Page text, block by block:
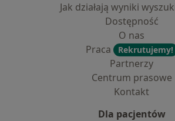
Jak działają wyniki
Dostępność
O nas
Praca
Rekrutujemy!
Partnerzy
Centrum prasowe
Kontakt
Dla pacjentów